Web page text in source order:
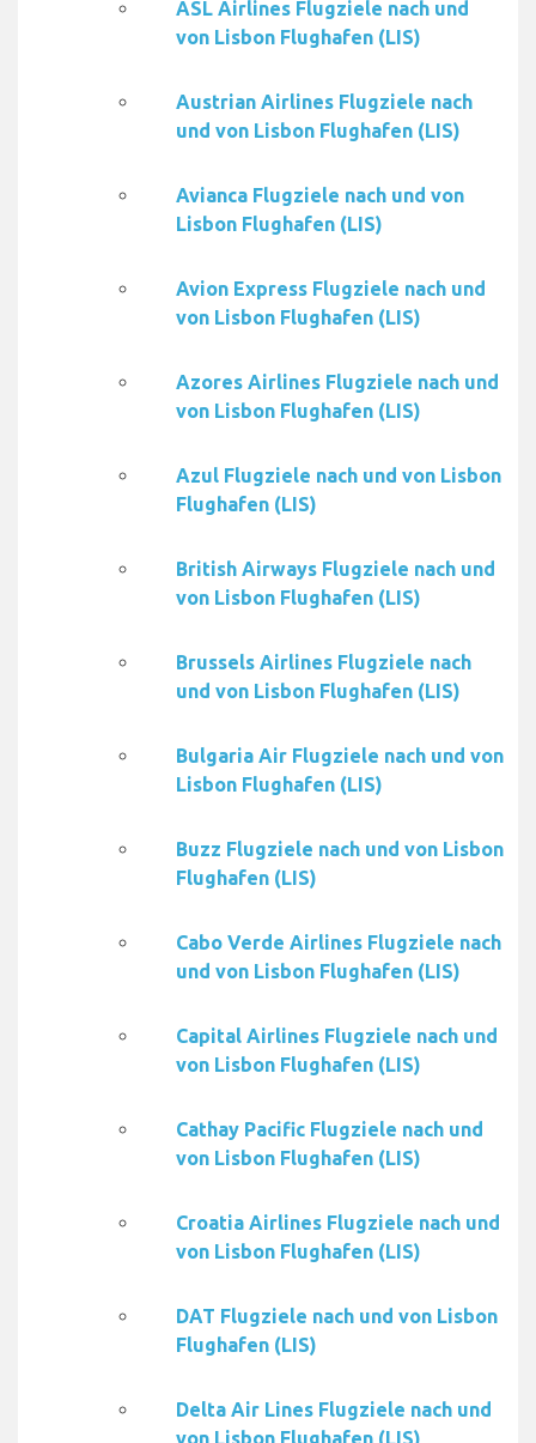
ASL Airlines Flugziele nach und
von Lisbon Flughafen (LIS)
Austrian Airlines Flugziele nach
und von Lisbon Flughafen (LIS)
Avianca Flugziele nach und von
Lisbon Flughafen (LIS)
Avion Express Flugziele nach und
von Lisbon Flughafen (LIS)
Azores Airlines Flugziele nach und
von Lisbon Flughafen (LIS)
Azul Flugziele nach und von Lisbon
Flughafen (LIS)
British Airways Flugziele nach und
von Lisbon Flughafen (LIS)
Brussels Airlines Flugziele nach
und von Lisbon Flughafen (LIS)
Bulgaria Air Flugziele nach und von
Lisbon Flughafen (LIS)
Buzz Flugziele nach und von Lisbon
Flughafen (LIS)
Cabo Verde Airlines Flugziele nach
und von Lisbon Flughafen (LIS)
Capital Airlines Flugziele nach und
von Lisbon Flughafen (LIS)
Cathay Pacific Flugziele nach und
von Lisbon Flughafen (LIS)
Croatia Airlines Flugziele nach und
von Lisbon Flughafen (LIS)
DAT Flugziele nach und von Lisbon
Flughafen (LIS)
Delta Air Lines Flugziele nach und
von Lisbon Flughafen (LIS)